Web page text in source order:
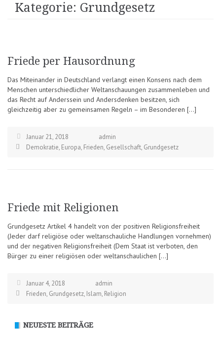
Kategorie: Grundgesetz
Friede per Hausordnung
Das Miteinander in Deutschland verlangt einen Konsens nach dem
Menschen unterschiedlicher Weltanschauungen zusammenleben und
das Recht auf Anderssein und Andersdenken besitzen, sich
gleichzeitig aber zu gemeinsamen Regeln – im Besonderen […]
Januar 21, 2018
admin
Demokratie, Europa, Frieden, Gesellschaft, Grundgesetz
Friede mit Religionen
Grundgesetz Artikel 4 handelt von der positiven Religionsfreiheit
(Jeder darf religiöse oder weltanschauliche Handlungen vornehmen)
und der negativen Religionsfreiheit (Dem Staat ist verboten, den
Bürger zu einer religiösen oder weltanschaulichen […]
Januar 4, 2018
admin
Frieden, Grundgesetz, Islam, Religion
NEUESTE BEITRÄGE